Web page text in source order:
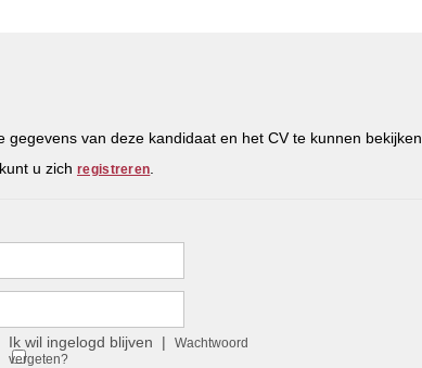
gegevens van deze kandidaat en het CV te kunnen bekijken,
u zich registreren
Ik wil ingelogd blijven | Wachtwoord
vergeten?